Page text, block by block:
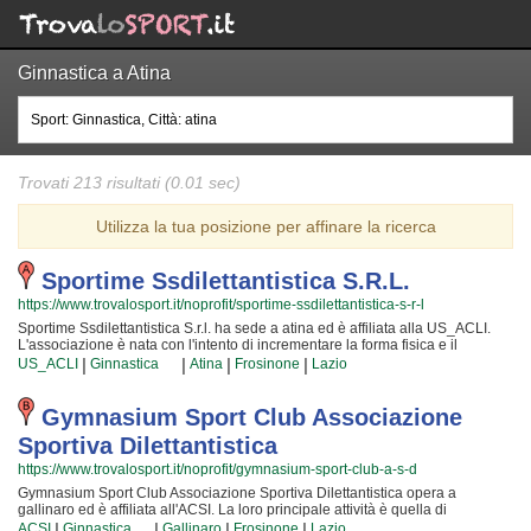
Ginnastica a Atina
Trovati 213 risultati (0.01 sec)
Utilizza la tua posizione per affinare la ricerca
Sportime Ssdilettantistica S.r.l.
https://www.trovalosport.it/noprofit/sportime-ssdilettantistica-s-r-l
Sportime Ssdilettantistica S.r.l. ha sede a atina ed è affiliata alla US_ACLI.
L'associazione è nata con l'intento di incrementare la forma fisica e il
benessere delle persone organizzando attività sul territorio (anche per
bambini e ragazzi). I loro corsi sono utili a sviluppare le capacità motorie e
fisiche ed a servono a il proprio aspetto fisico per conquistare una maggior
sicurezza individuale operando anche sulla propria autostima. I loro
insegnanti sono i più bravi della zona e si preparano costantemente
partecipando agli aggiornamenti {text_aff3} per assicurare la massima
serenità e professionalità ai loro iscritti. Il risultato e il divertimento che
nascono facendo aerobica rendono questa attività davvero speciale, per cui,
una volta che avrete cominciato, non potrete più farne a meno! Provateci!!!
Sportime Ssdilettantistica S.r.l. è una grande comunità in cui potrai trovare un
ambiente sincero e sereno. Se vuoi iscriverti o semplicemente scoprire di più
US_ACLI | Ginnastica | Atina | Frosinone | Lazio
Gymnasium Sport Club Associazione
Sportiva Dilettantistica
https://www.trovalosport.it/noprofit/gymnasium-sport-club-a-s-d
Gymnasium Sport Club Associazione Sportiva Dilettantistica opera a
gallinaro ed è affiliata all'ACSI. La loro principale attività è quella di
incrementare la forma fisica e il benessere delle persone organizzando